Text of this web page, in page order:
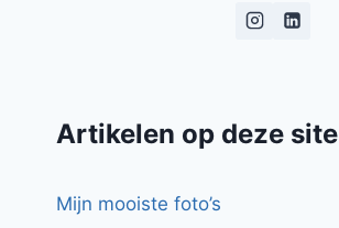
GEITENKAAS
Artikelen op deze site
Mijn mooiste foto’s